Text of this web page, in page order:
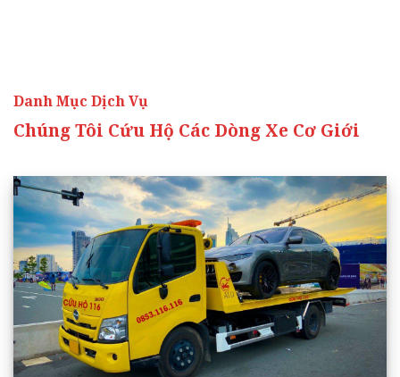
Danh Mục Dịch Vụ
Chúng Tôi Cứu Hộ Các Dòng Xe Cơ Giới